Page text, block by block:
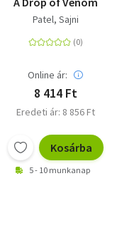
Patel, Sajni
Online ár:
8 414 Ft
Eredeti ár: 8 856 Ft
Kosárba
5 - 10 munkanap